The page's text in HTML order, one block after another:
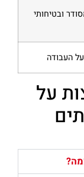
ובטיחותי
העבודה
על